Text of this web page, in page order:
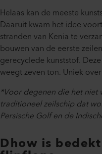
Helaas kan de meeste
Daaruit kwam het idee
stranden van Kenia te
bouwen van de eerste
gerecyclede kunststof.
weegt zeven ton. Uniek
*Voor degenen die het niet
traditioneel zeilschip dat
Persische Golf en de
Dhow is